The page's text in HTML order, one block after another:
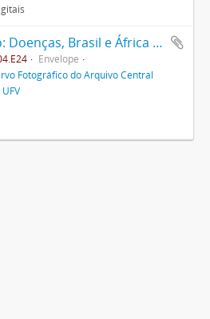
Eucalipto: Doenças, Brasil e África do Sul tem programa conjunto para pesquisa no setor
Envelope
Fotográfico do Arquivo Central